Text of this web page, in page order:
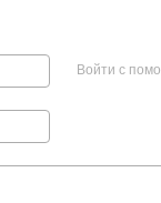
Войти с